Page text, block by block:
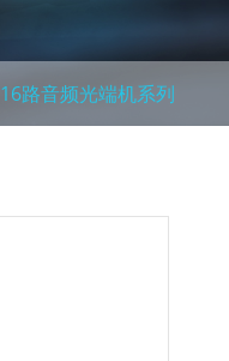
16路音频光端机系列